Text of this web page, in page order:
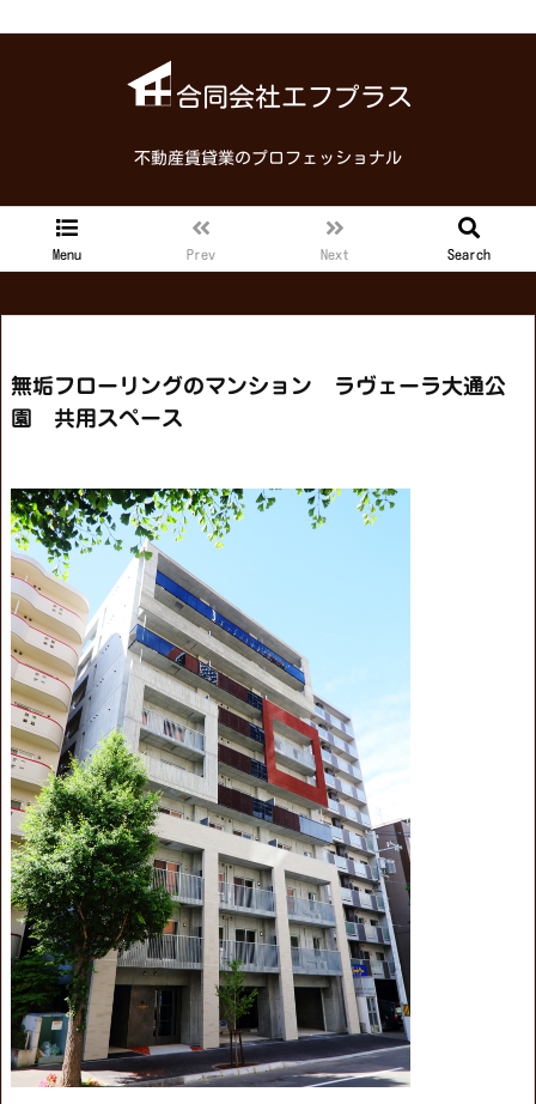
合同会社エフプラス
不動産賃貸業のプロフェッショナル
Menu Prev Next Search
無垢フローリングのマンション ラヴェーラ大通公
園 共用スペース